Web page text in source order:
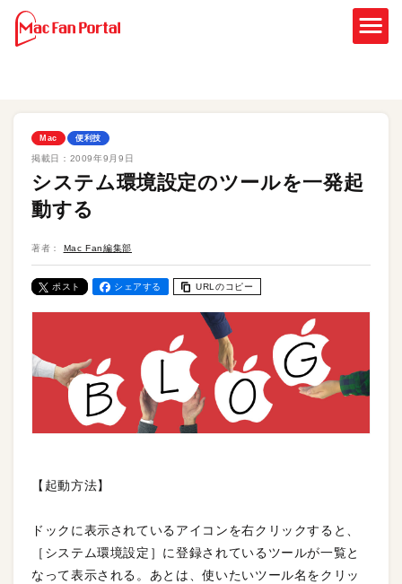
Mac 便利技
掲載日： 2009年9月9日
システム環境設定のツールを一発起
動する
著者： Mac Fan編集部
ポスト シェアする URLのコピー
【起動方法】
ドックに表示されているアイコンを右クリックすると、
［システム環境設定］に登録されているツールが一覧と
なって表示される。あとは、使いたいツール名をクリッ